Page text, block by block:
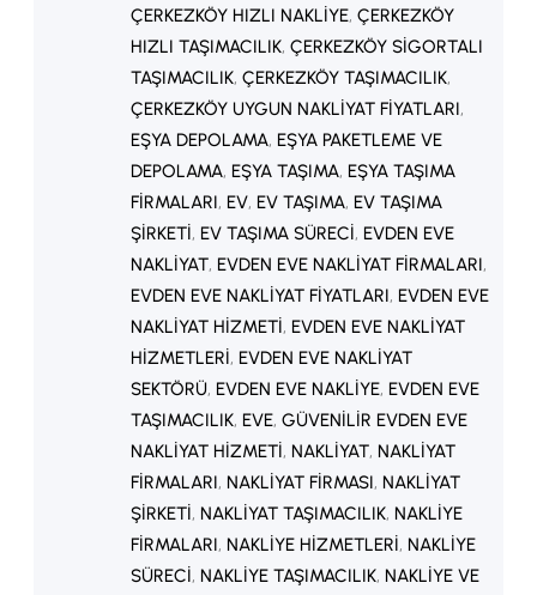
taşımacılıkhizmetleri daha hızlı,
güvenli ve ekonomik hale gelmiştir.
Hem bireysel hem de…
ÇERKEZKÖY HIZLI NAKLIYE, ÇERKEZKÖY
HIZLI TAŞIMACILIK, ÇERKEZKÖY SIGORTALI
TAŞIMACILIK, ÇERKEZKÖY TAŞIMACILIK
ÇERKEZKÖY UYGUN NAKLIYAT FIYATLARI
EŞYA DEPOLAMA, EŞYA PAKETLEME VE
DEPOLAMA, EŞYA TAŞIMA, EŞYA TAŞIMA
FIRMALARI, EV, EV TAŞIMA, EV TAŞIMA
ŞIRKETI, EV TAŞIMA SÜRECI, EVDEN EVE
NAKLIYAT, EVDEN EVE NAKLIYAT FIRMALARI
EVDEN EVE NAKLIYAT FIYATLARI, EVDEN EVE
NAKLIYAT HIZMETI, EVDEN EVE NAKLIYAT
HIZMETLERI, EVDEN EVE NAKLIYAT
SEKTÖRÜ, EVDEN EVE NAKLIYE, EVDEN EVE
TAŞIMACILIK, EVE, GÜVENILIR EVDEN EVE
NAKLIYAT HIZMETI, NAKLIYAT, NAKLIYAT
FIRMALARI, NAKLIYAT FIRMASI, NAKLIYAT
ŞIRKETI, NAKLIYAT TAŞIMACILIK, NAKLIYE
FIRMALARI, NAKLIYE HIZMETLERI, NAKLIYE
SÜRECI, NAKLIYE TAŞIMACILIK, NAKLIYE VE